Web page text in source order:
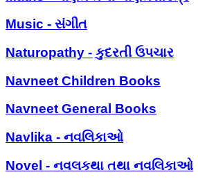
Music - સંગીત
Naturopathy - કુદરતી ઉપચાર
Navneet Children Books
Navneet General Books
Navlika - નવલિકાઓ
Novel - નવલકથા તથા નવલિકાઓ